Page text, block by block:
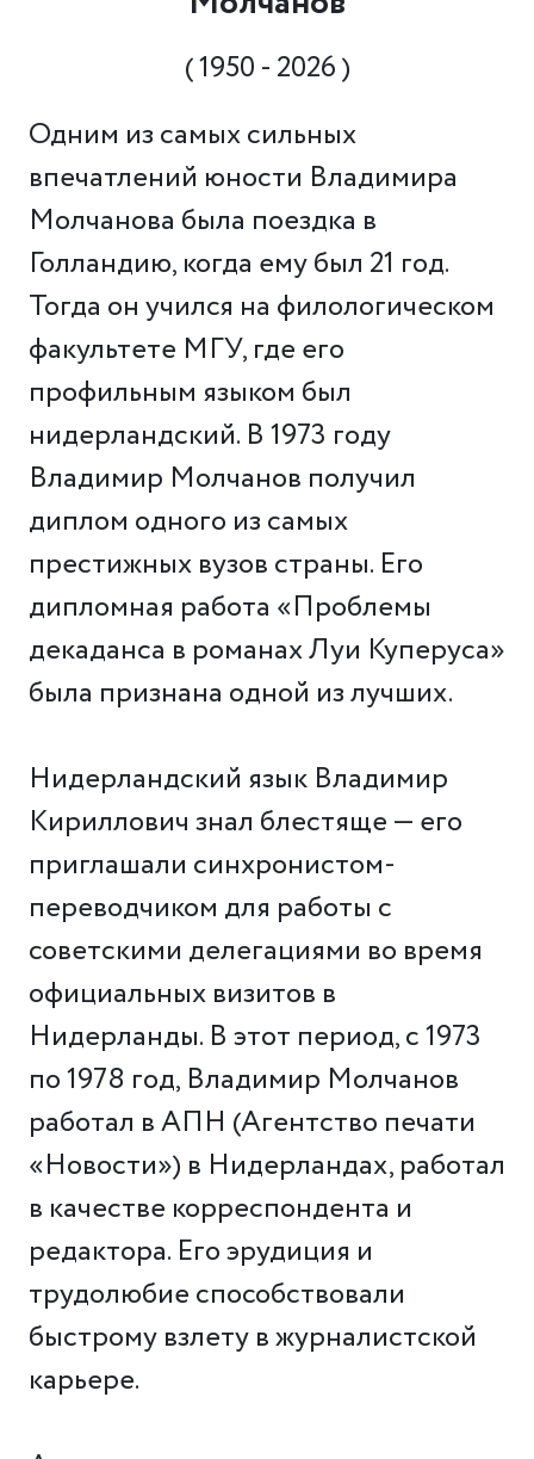
( 1950 - 2026 )
Одним из самых сильных
впечатлений юности Владимира
Молчанова была поездка в
Голландию, когда ему был 21 год.
Тогда он учился на филологическом
факультете МГУ, где его
профильным языком был
нидерландский. В 1973 году
Владимир Молчанов получил
диплом одного из самых
престижных вузов страны. Его
дипломная работа «Проблемы
декаданса в романах Луи Куперуса»
была признана одной из лучших.
Нидерландский язык Владимир
Кириллович знал блестяще — его
приглашали синхронистом-
переводчиком для работы с
советскими делегациями во время
официальных визитов в
Нидерланды. В этот период, с 1973
по 1978 год, Владимир Молчанов
работал в АПН (Агентство печати
«Новости») в Нидерландах, работал
в качестве корреспондента и
редактора. Его эрудиция и
трудолюбие способствовали
быстрому взлету в журналистской
карьере.